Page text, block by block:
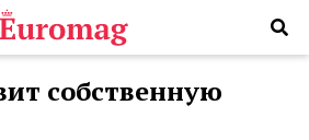
собственную